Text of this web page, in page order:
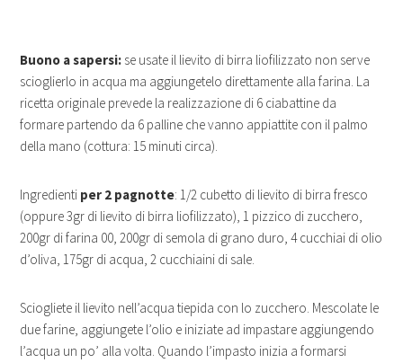
Buono a sapersi: se usate il lievito di birra liofilizzato non serve
scioglierlo in acqua ma aggiungetelo direttamente alla farina. La
ricetta originale prevede la realizzazione di 6 ciabattine da
formare partendo da 6 palline che vanno appiattite con il palmo
della mano (cottura: 15 minuti circa).
Ingredienti per 2 pagnotte: 1/2 cubetto di lievito di birra fresco
(oppure 3gr di lievito di birra liofilizzato), 1 pizzico di zucchero,
200gr di farina 00, 200gr di semola di grano duro, 4 cucchiai di olio
d’oliva, 175gr di acqua, 2 cucchiaini di sale.
Sciogliete il lievito nell’acqua tiepida con lo zucchero. Mescolate le
due farine, aggiungete l’olio e iniziate ad impastare aggiungendo
l’acqua un po’ alla volta. Quando l’impasto inizia a formarsi